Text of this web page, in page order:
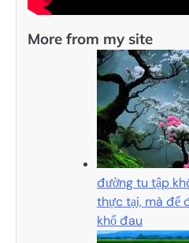
More from my site
đường tu tập
thực tại, mà để
khổ đau